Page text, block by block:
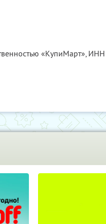
«КупиМарт», ИНН